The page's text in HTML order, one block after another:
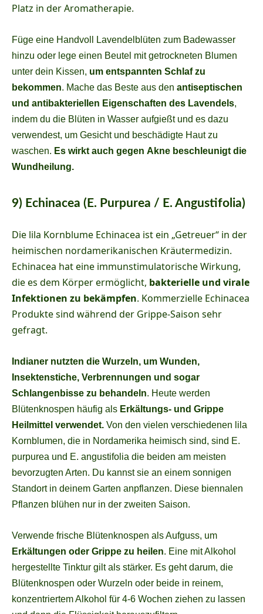
Platz in der Aromatherapie.
Füge eine Handvoll Lavendelblüten zum Badewasser
hinzu oder lege einen Beutel mit getrockneten Blumen
unter dein Kissen, um entspannten Schlaf zu
bekommen. Mache das Beste aus den antiseptischen
und antibakteriellen Eigenschaften des Lavendels,
indem du die Blüten in Wasser aufgießt und es dazu
verwendest, um Gesicht und beschädigte Haut zu
waschen. Es wirkt auch gegen Akne beschleunigt die
Wundheilung.
9) Echinacea (E. Purpurea / E. Angustifolia)
Die lila Kornblume Echinacea ist ein „Getreuer“ in der
heimischen nordamerikanischen Kräutermedizin.
Echinacea hat eine immunstimulatorische Wirkung,
die es dem Körper ermöglicht, bakterielle und virale
Infektionen zu bekämpfen. Kommerzielle Echinacea
Produkte sind während der Grippe-Saison sehr
gefragt.
Indianer nutzten die Wurzeln, um Wunden,
Insektenstiche, Verbrennungen und sogar
Schlangenbisse zu behandeln. Heute werden
Blütenknospen häufig als Erkältungs- und Grippe
Heilmittel verwendet. Von den vielen verschiedenen lila
Kornblumen, die in Nordamerika heimisch sind, sind E.
purpurea und E. angustifolia die beiden am meisten
bevorzugten Arten. Du kannst sie an einem sonnigen
Standort in deinem Garten anpflanzen. Diese biennalen
Pflanzen blühen nur in der zweiten Saison.
Verwende frische Blütenknospen als Aufguss, um
Erkältungen oder Grippe zu heilen. Eine mit Alkohol
hergestellte Tinktur gilt als stärker. Es geht darum, die
Blütenknospen oder Wurzeln oder beide in reinem,
konzentriertem Alkohol für 4-6 Wochen ziehen zu lassen